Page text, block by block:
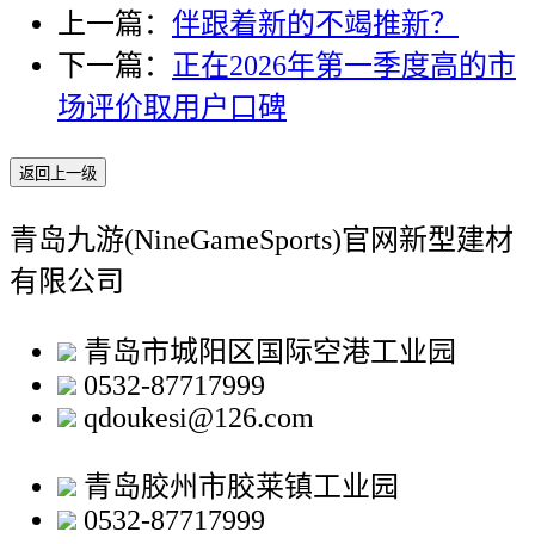
上一篇： 伴跟着新的不竭推新？
下一篇： 正在2026年第一季度高的市
场评价取用户口碑
返回上一级
青岛九游(NineGameSports)官网新型建材
有限公司
青岛市城阳区国际空港工业园
0532-87717999
qdoukesi@126.com
青岛胶州市胶莱镇工业园
0532-87717999